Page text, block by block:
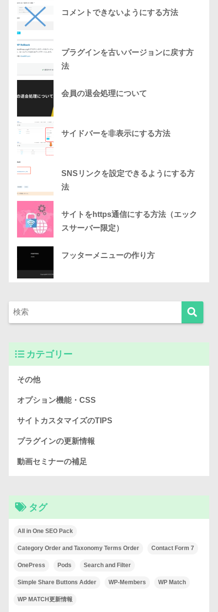
コメントできないようにする方法
プラグインを古いバージョンに戻す方
法
会員の退会処理について
サイドバーを非表示にする方法
SNSリンクを設定できるようにする方
法
サイトをhttps通信にする方法（エック
スサーバー限定）
フッターメニューの作り方
カテゴリー
その他
オプション機能・CSS
サイトカスタマイズのTIPS
プラグインの更新情報
動画セミナーの補足
タグ
All in One SEO Pack
Category Order and Taxonomy Terms Order Contact Form 7
OnePress Pods Search and Filter
Simple Share Buttons Adder WP-Members WP Match
WP MATCH更新情報